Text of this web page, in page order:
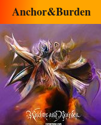
Anchor&Burden